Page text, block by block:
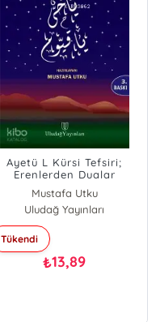
Ayetü L Kürsi Tefsiri;
Erenlerden Dualar
Münacat
Mustafa Utku
Uludağ Yayınları
Tükendi
₺13,89